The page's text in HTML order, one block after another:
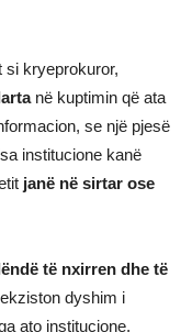
si kryeprokuror,
në kuptimin që ata
se një pjesë
institucione kanë
janë në sirtar ose
të nxirren dhe të
dyshim i
ato institucione,